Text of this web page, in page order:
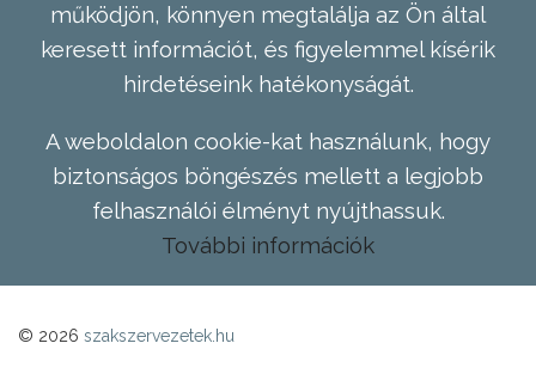
működjön, könnyen megtalálja az Ön által
keresett információt, és figyelemmel kísérik
hirdetéseink hatékonyságát.
A weboldalon cookie-kat használunk, hogy
biztonságos böngészés mellett a legjobb
felhasználói élményt nyújthassuk.
További információk
© 2026 szakszervezetek.hu